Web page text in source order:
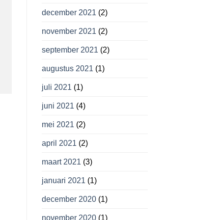
december 2021 (2)
november 2021 (2)
september 2021 (2)
augustus 2021 (1)
juli 2021 (1)
juni 2021 (4)
mei 2021 (2)
april 2021 (2)
maart 2021 (3)
januari 2021 (1)
december 2020(1)
november 2020(1)